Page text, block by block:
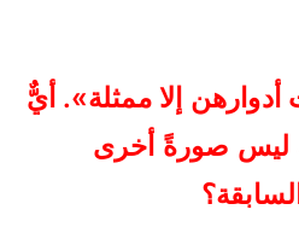
أدوارهن إلا ممثلة». أيٌّ
ليس صورةً أخرى